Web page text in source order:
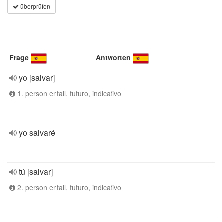
überprüfen
Frage Antworten
yo [salvar]
1. person entall, futuro, indicativo
yo salvaré
tú [salvar]
2. person entall, futuro, indicativo